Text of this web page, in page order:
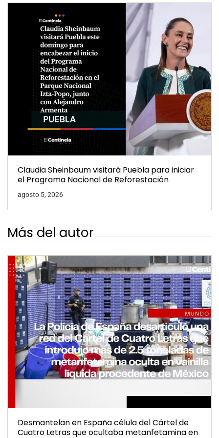
Claudia Sheinbaum visitará Puebla para iniciar
el Programa Nacional de Reforestación
agosto 5, 2026
Más del autor
Desmantelan en España célula del Cártel de
Cuatro Letras que ocultaba metanfetamina en